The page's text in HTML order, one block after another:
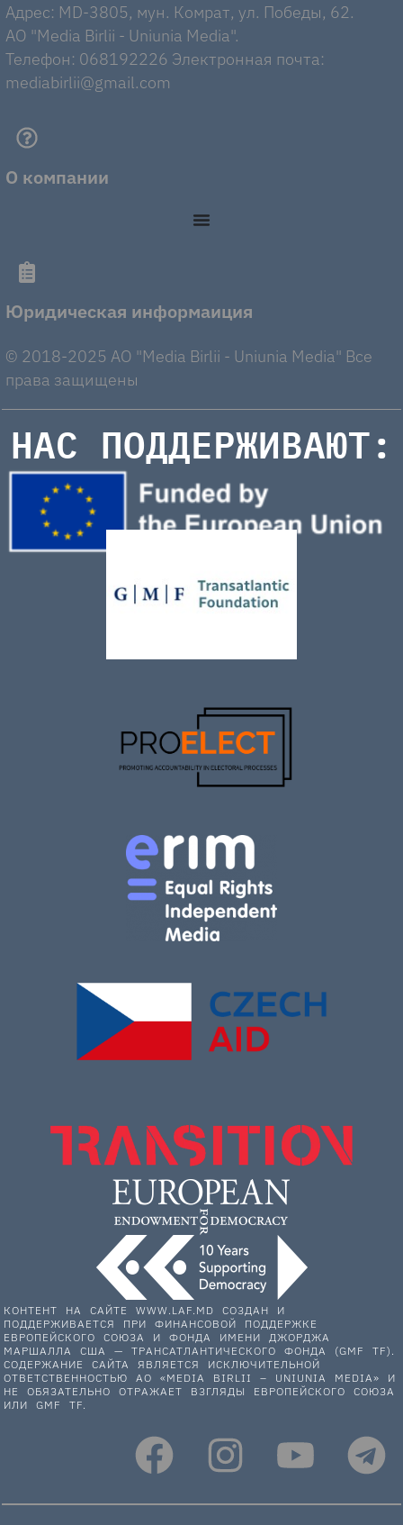
Адрес: MD-3805, мун. Комрат, ул. Победы, 62.
AO "Media Birlii - Uniunia Media".
Телефон: 068192226 Электронная почта:
mediabirlii@gmail.com
О компании
Юридическая информаиция
© 2018-2025 AO "Media Birlii - Uniunia Media" Все
права защищены
НАС ПОДДЕРЖИВАЮТ:
КОНТЕНТ НА САЙТЕ WWW.LAF.MD СОЗДАН И
ПОДДЕРЖИВАЕТСЯ ПРИ ФИНАНСОВОЙ ПОДДЕРЖКЕ
ЕВРОПЕЙСКОГО СОЮЗА И ФОНДА ИМЕНИ ДЖОРДЖА
МАРШАЛЛА США — ТРАНСАТЛАНТИЧЕСКОГО ФОНДА (GMF TF).
СОДЕРЖАНИЕ САЙТА ЯВЛЯЕТСЯ ИСКЛЮЧИТЕЛЬНОЙ
ОТВЕТСТВЕННОСТЬЮ АО «MEDIA BIRLII – UNIUNIA MEDIA» И
НЕ ОБЯЗАТЕЛЬНО ОТРАЖАЕТ ВЗГЛЯДЫ ЕВРОПЕЙСКОГО СОЮЗА
ИЛИ GMF TF.